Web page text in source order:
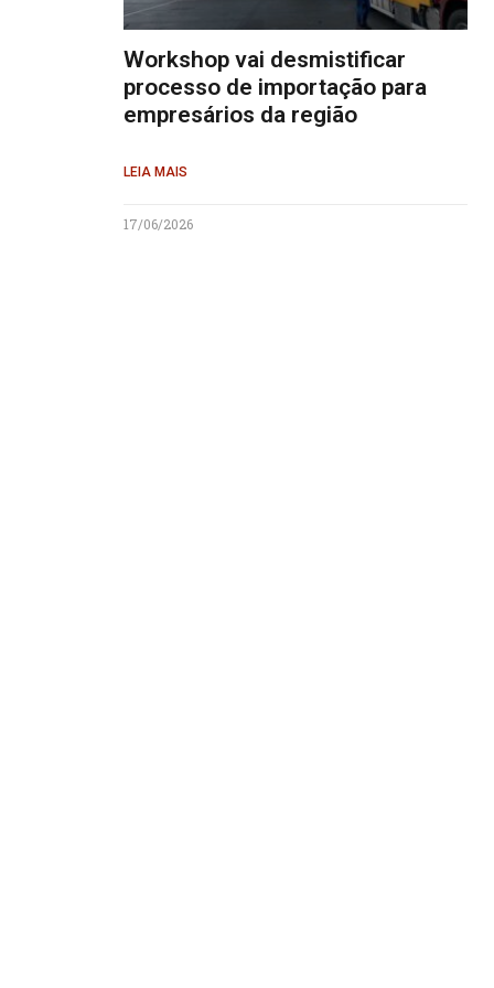
Workshop vai desmistificar
processo de importação para
empresários da região
LEIA MAIS
17/06/2026